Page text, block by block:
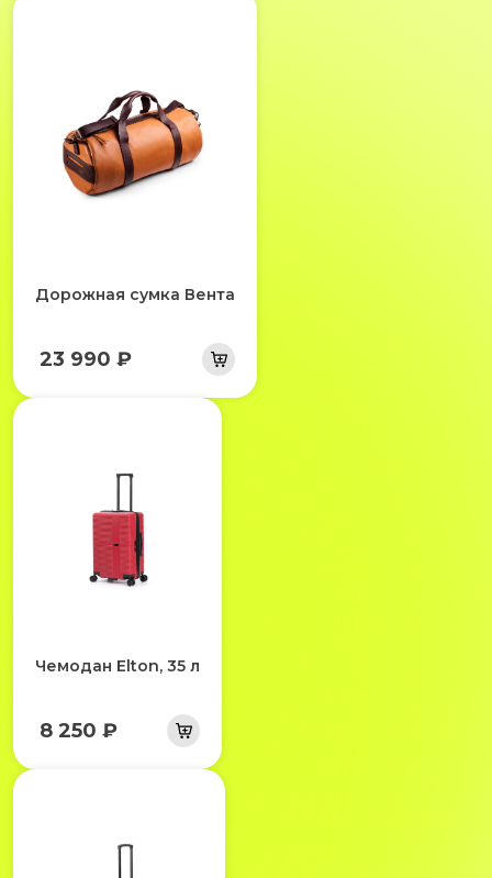
Дорожная сумка Вента
23 990 ₽
Чемодан Elton, 35 л
8 250 ₽